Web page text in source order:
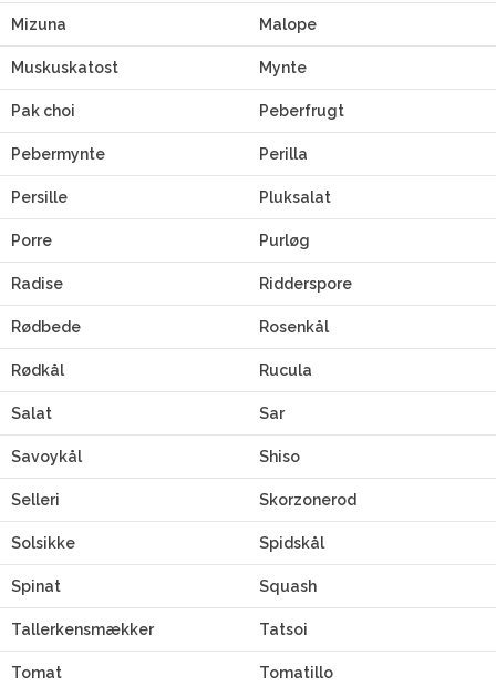
Mizuna Malope
Muskuskatost Mynte
Pak choi Peberfrugt
Pebermynte Perilla
Persille Pluksalat
Porre Purløg
Radise Ridderspore
Rødbede Rosenkål
Rødkål Rucula
Salat Sar
Savoykål Shiso
Selleri Skorzonerod
Solsikke Spidskål
Spinat Squash
Tallerkensmækker Tatsoi
Tomat Tomatillo